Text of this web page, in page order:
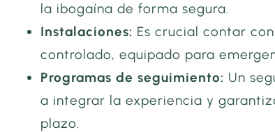
la ibogaína de forma segura.
Instalaciones: Es crucial contar
controlado, equipado para
Programas de seguimiento: Un
a integrar la experiencia y
plazo.